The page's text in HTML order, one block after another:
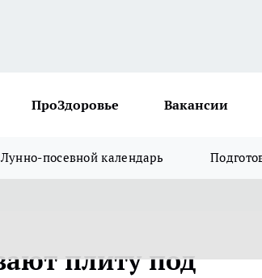
ПроЗдоровье Вакансии
Лунно-посевной календарь
плиту под